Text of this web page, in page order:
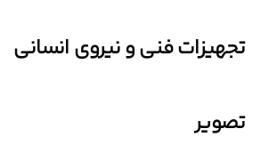
تجهیزات فنی و نیروی انسانی
تصویر